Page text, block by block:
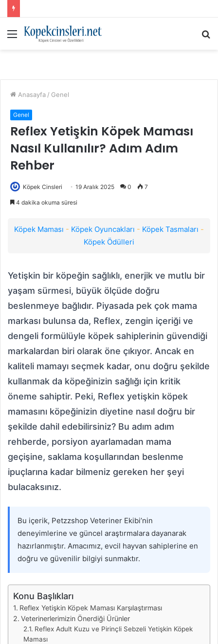
Menü
Anasayfa / Genel
Genel
Reflex Yetişkin Köpek Maması
Nasıl Kullanılır? Adım Adım
Rehber
Köpek Cinsleri 19 Aralık 2025 0 7
4 dakika okuma süresi
Köpek Maması - Köpek Oyuncakları - Köpek Tasmaları -
Köpek Ödülleri
Yetişkin bir köpeğin sağlıklı, enerjik ve mutlu bir
yaşam sürmesi, büyük ölçüde doğru
beslenmeye bağlıdır. Piyasada pek çok mama
markası bulunsa da, Reflex, zengin içeriği ve
dengeli formülüyle köpek sahiplerinin güvendiği
markalardan biri olarak öne çıkıyor. Ancak en
kaliteli mamayı seçmek kadar, onu doğru şekilde
kullanmak da köpeğinizin sağlığı için kritik
öneme sahiptir. Peki, Reflex yetişkin köpek
mamasını köpeğinizin diyetine nasıl doğru bir
şekilde dahil edebilirsiniz? Bu adım adım
rehberde, porsiyon ayarlamadan mama
geçişine, saklama koşullarından beslenme
ipuçlarına kadar bilmeniz gereken her şeyi
bulacaksınız.
Bu içerik, Petzzshop Veteriner Ekibi’nin
deneyimlerine ve güncel araştırmalara dayanarak
hazırlanmıştır. Amacımız, evcil hayvan sahiplerine en
doğru ve güvenilir bilgiyi sunmaktır.
Konu Başlıkları
Reflex Yetişkin Köpek Maması Karşılaştırması
Veterinerlerimizin Önerdiği Ürünler
Reflex Adult Kuzu ve Pirinçli Sebzeli Yetişkin Köpek
Maması